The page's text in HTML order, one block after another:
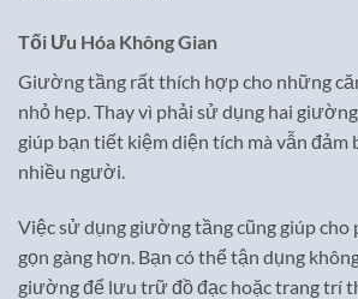
Tối Ưu Hóa Không Gian
Giường tầng rất thích hợp cho những
nhỏ hẹp. Thay vì phải sử dụng hai
giúp bạn tiết kiệm diện tích mà vẫn đảm
nhiều người.
Việc sử dụng giường tầng cũng giúp cho
gọn gàng hơn. Bạn có thể tận dụng
giường để lưu trữ đồ đạc hoặc trang trí